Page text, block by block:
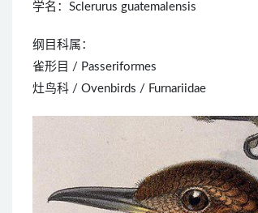
学名：Sclerurus guatemalensis
纲目科属：
雀形目 / Passeriformes
灶鸟科 / Ovenbirds / Furnariidae